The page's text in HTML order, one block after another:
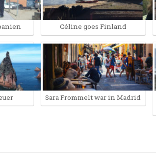
Céline goes Finland
Sara Frommelt war in Madrid